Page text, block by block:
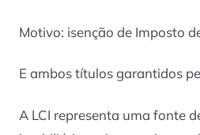
Motivo: isenção de Imposto
E ambos títulos garantidos
A LCI representa uma fonte